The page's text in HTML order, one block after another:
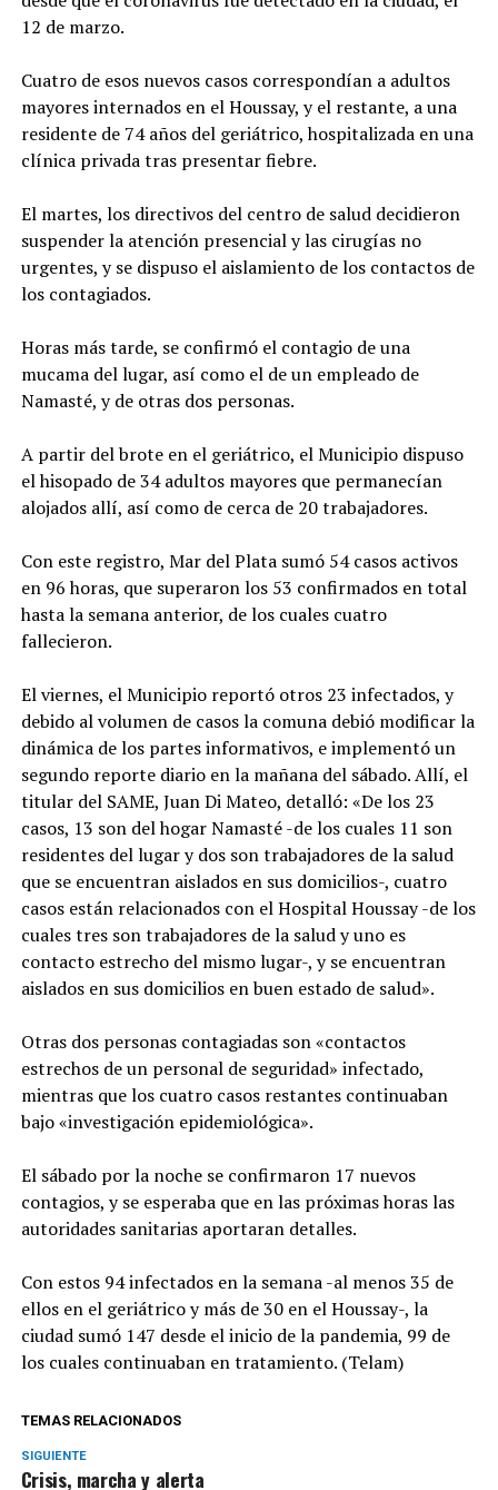
12 de marzo.
Cuatro de esos nuevos casos correspondían a adultos
mayores internados en el Houssay, y el restante, a una
residente de 74 años del geriátrico, hospitalizada en una
clínica privada tras presentar fiebre.
El martes, los directivos del centro de salud decidieron
suspender la atención presencial y las cirugías no
urgentes, y se dispuso el aislamiento de los contactos de
los contagiados.
Horas más tarde, se confirmó el contagio de una
mucama del lugar, así como el de un empleado de
Namasté, y de otras dos personas.
A partir del brote en el geriátrico, el Municipio dispuso
el hisopado de 34 adultos mayores que permanecían
alojados allí, así como de cerca de 20 trabajadores.
Con este registro, Mar del Plata sumó 54 casos activos
en 96 horas, que superaron los 53 confirmados en total
hasta la semana anterior, de los cuales cuatro
fallecieron.
El viernes, el Municipio reportó otros 23 infectados, y
debido al volumen de casos la comuna debió modificar la
dinámica de los partes informativos, e implementó un
segundo reporte diario en la mañana del sábado. Allí, el
titular del SAME, Juan Di Mateo, detalló: «De los 23
casos, 13 son del hogar Namasté -de los cuales 11 son
residentes del lugar y dos son trabajadores de la salud
que se encuentran aislados en sus domicilios-, cuatro
casos están relacionados con el Hospital Houssay -de los
cuales tres son trabajadores de la salud y uno es
contacto estrecho del mismo lugar-, y se encuentran
aislados en sus domicilios en buen estado de salud».
Otras dos personas contagiadas son «contactos
estrechos de un personal de seguridad» infectado,
mientras que los cuatro casos restantes continuaban
bajo «investigación epidemiológica».
El sábado por la noche se confirmaron 17 nuevos
contagios, y se esperaba que en las próximas horas las
autoridades sanitarias aportaran detalles.
Con estos 94 infectados en la semana -al menos 35 de
ellos en el geriátrico y más de 30 en el Houssay-, la
ciudad sumó 147 desde el inicio de la pandemia, 99 de
los cuales continuaban en tratamiento. (Telam)
TEMAS RELACIONADOS
SIGUIENTE
Crisis, marcha y alerta